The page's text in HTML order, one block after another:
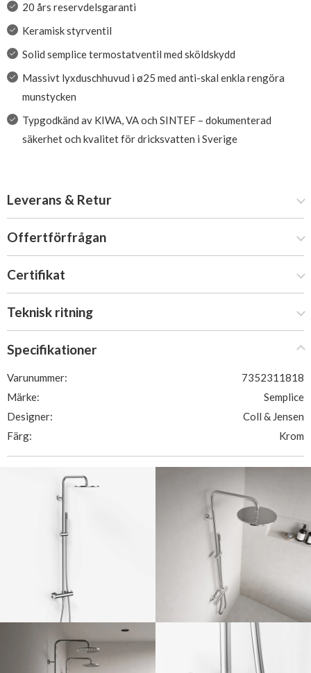
20 års reservdelsgaranti
Keramisk styrventil
Solid semplice termostatventil med sköldskydd
Massivt lyxduschhuvud i ø25 med anti-skal enkla rengöra
munstycken
Typgodkänd av KIWA, VA och SINTEF – dokumenterad
säkerhet och kvalitet för dricksvatten i Sverige
Leverans & Retur
Offertförfrågan
Certifikat
Teknisk ritning
Specifikationer
Varunummer:
7352311818
Märke:
Semplice
Designer:
Coll & Jensen
Färg:
Krom